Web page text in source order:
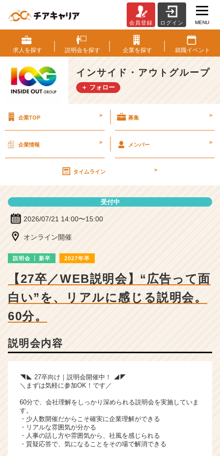
ン
サ
イ
ド・
ア
ウ
ー
説
明
ベ
ャ
ー・
成
長
企
業
が
届
活
サ
イ
ト
会員登録 ログイン MENU
求人を探す 説明会を探す 企業を探す 就職イベント
インサイド・アウトグループ
＋ フォロー
企業TOP > 募集 >
企業情報 > メンバー >
タイムライン >
受付中
2026/07/21 14:00〜15:00
オンライン開催
説明会 新卒 2027年卒
【27卒／WEB説明会】“広告って面
白い”を、リアルに感じる説明会。
60分。
説明会内容
◥◣ 27卒向け｜説明会開催中！ ◢◤
＼まずは気軽に参加OK！です／
60分で、会社理解をしっかり深められる説明会を実施していま
す。
・少人数開催だからこそ確実に企業理解ができる
・リアルな雰囲気が分かる
・人事の話し方や雰囲気から、社風を感じられる
・質疑応答で、気になることをその場で解消できる